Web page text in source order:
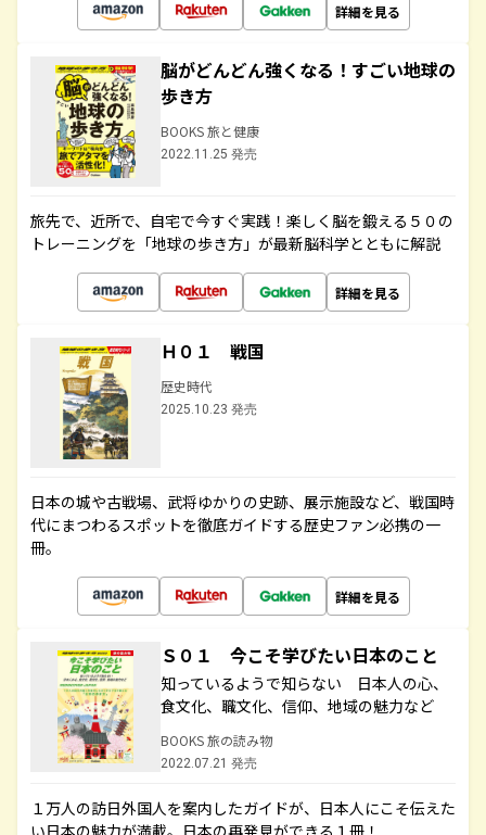
詳細を見る
脳がどんどん強くなる！すごい地球の
歩き方
BOOKS 旅と健康
2022.11.25 発売
旅先で、近所で、自宅で今すぐ実践！楽しく脳を鍛える５０の
トレーニングを「地球の歩き方」が最新脳科学とともに解説
詳細を見る
Ｈ０１ 戦国
歴史時代
2025.10.23 発売
日本の城や古戦場、武将ゆかりの史跡、展示施設など、戦国時
代にまつわるスポットを徹底ガイドする歴史ファン必携の一
冊。
詳細を見る
Ｓ０１ 今こそ学びたい日本のこと
知っているようで知らない 日本人の心、
食文化、職文化、信仰、地域の魅力など
BOOKS 旅の読み物
2022.07.21 発売
１万人の訪日外国人を案内したガイドが、日本人にこそ伝えた
い日本の魅力が満載。日本の再発見ができる１冊！